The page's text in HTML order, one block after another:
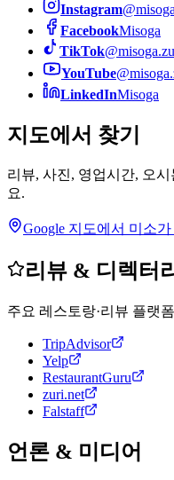
Instagram
FacebookMisoga
TikTok
YouTube
LinkedInMisoga
지도에서 찾기
리뷰, 사진, 영업시간, 오
요.
Google 지도에서 미소가
리뷰 & 디렉터리
주요 레스토랑·리뷰 플랫
TripAdvisor
Yelp
RestaurantGuru
zuri.net
Falstaff
언론 & 미디어